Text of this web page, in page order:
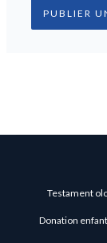
Testament
Donation